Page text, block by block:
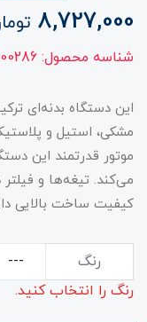
8,727,000
شناسه محصول:
این دستگاه بدنه‌ای
مشکی، استیل و
موتور قدرتمند این
می‌کند. تیغه‌ها و
کیفیت ساخت بالایی
رنگ
رنگ را انتخاب کنید.